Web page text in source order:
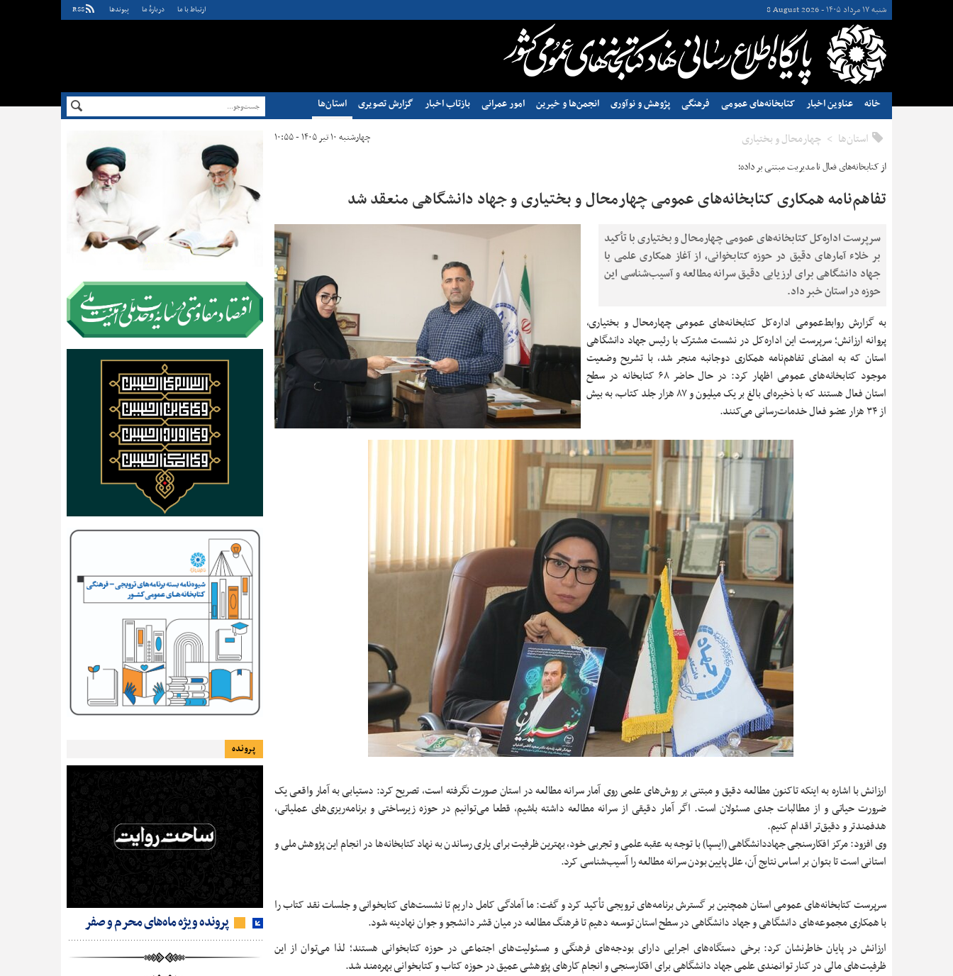
شنبه ۱۷ مرداد ۱۴۰۵ - 8 August 2026 ارتباط با ما دربارهٔ ما پيوندها RSS
خانه عناوین اخبار کتابخانه‌های عمومی فرهنگی پژوهش و نوآوری انجمن‌ها و خیرین امور عمرانی بازتاب اخبار گزارش تصویری استان‌ها
استان‌ها چهارمحال و بختياری چهارشنبه ۱۰ تیر ۱۴۰۵ - ۱۰:۵۵
از کتابخانه‌های فعال تا مدیریت مبتنی بر داده؛
تفاهم‌نامه همکاری کتابخانه‌های عمومی چهارمحال و بختیاری و جهاد دانشگاهی منعقد شد
سرپرست اداره‌کل کتابخانه‌های عمومی چهارمحال و بختیاری با تأکید
بر خلاء آمارهای دقیق در حوزه کتابخوانی، از آغاز همکاری علمی با
جهاد دانشگاهی برای ارزیابی دقیق سرانه مطالعه و آسیب‌شناسی این
حوزه در استان خبر داد.
به گزارش روابط‌عمومی اداره‌کل کتابخانه‌های عمومی چهارمحال و بختیاری،
پروانه ارزانش؛ سرپرست این اداره‌کل در نشست مشترک با رئیس جهاد دانشگاهی
استان که به امضای تفاهم‌نامه همکاری دوجانبه منجر شد، با تشریح وضعیت
موجود کتابخانه‌های عمومی اظهار کرد: در حال حاضر ۶۸ کتابخانه در سطح
استان فعال هستند که با ذخیره‌ای بالغ بر یک میلیون و ۸۷ هزار جلد کتاب، به بیش
از ۳۴ هزار عضو فعال خدمات‌رسانی می‌کنند.
ارزانش با اشاره به اینکه تاکنون مطالعه دقیق و مبتنی بر روش‌های علمی روی آمار سرانه مطالعه در استان صورت نگرفته است، تصریح کرد: دستیابی به آمار واقعی یک
ضرورت حیاتی و از مطالبات جدی مسئولان است. اگر آمار دقیقی از سرانه مطالعه داشته باشیم، قطعا می‌توانیم در حوزه زیرساختی و برنامه‌ریزی‌های عملیاتی،
هدفمندتر و دقیق‌تر اقدام کنیم.
وی افزود: مرکز افکارسنجی جهاددانشگاهی (ایسپا) با توجه به عقبه علمی و تجربی خود، بهترین ظرفیت برای یاری رساندن به نهاد کتابخانه‌ها در انجام این پژوهش ملی و
استانی است تا بتوان بر اساس نتایج آن، علل پایین بودن سرانه مطالعه را آسیب‌شناسی کرد.
سرپرست کتابخانه‌های عمومی استان همچنین بر گسترش برنامه‌های ترویجی تأکید کرد و گفت: ما آمادگی کامل داریم تا نشست‌های کتابخوانی و جلسات نقد کتاب را
با همکاری مجموعه‌های دانشگاهی و جهاد دانشگاهی در سطح استان توسعه دهیم تا فرهنگ مطالعه در میان قشر دانشجو و جوان نهادینه شود.
ارزانش در پایان خاطرنشان کرد: برخی دستگاه‌های اجرایی دارای بودجه‌های فرهنگی و مسئولیت‌های اجتماعی در حوزه کتابخوانی هستند؛ لذا می‌توان از این
ظرفیت‌های مالی در کنار توانمندی علمی جهاد دانشگاهی برای افکارسنجی و انجام کارهای پژوهشی عمیق در حوزه کتاب و کتابخوانی بهره‌مند شد.
پرونده
پرونده ویژه ماه‌های محرم و صفر